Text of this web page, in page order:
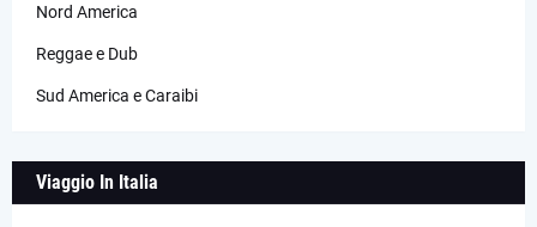
Nord America
Reggae e Dub
Sud America e Caraibi
Viaggio In Italia